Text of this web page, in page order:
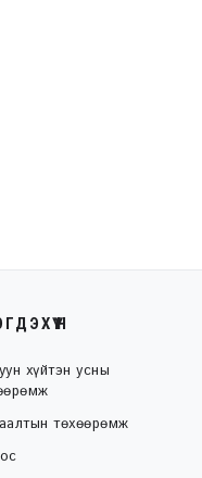
хүйтэн усны
төхөөрөмж